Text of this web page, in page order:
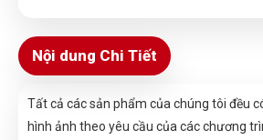
Nội dung Chi Tiết
Tất cả các sản phẩm của chúng tôi đều
hình ảnh theo yêu cầu của các chương